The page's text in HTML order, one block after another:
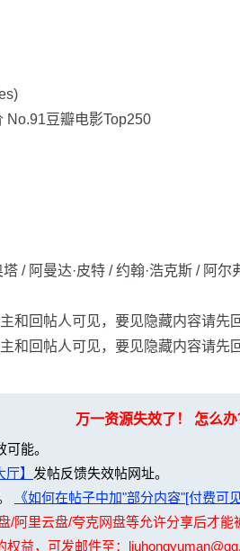
豆瓣电影Top250
曼达·皮特 / 约翰·浩克斯 / 阿尔
和回帖人可见，要见隐藏内容请先
和回帖人可见，要见隐藏内容请先
万一资源失效了！ 怎么办
能。
】 发帖反馈失效帖网址。
《如何在帖子中加"部分内容"[付费可
/阿里云盘/夸克网盘等允许分享后才
益，可发邮件至：